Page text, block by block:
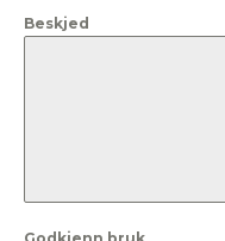
Beskjed